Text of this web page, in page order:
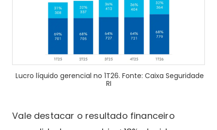
Lucro líquido gerencial no 1T26. Fonte: Caixa Seguridade
RI
Vale destacar o resultado financeiro